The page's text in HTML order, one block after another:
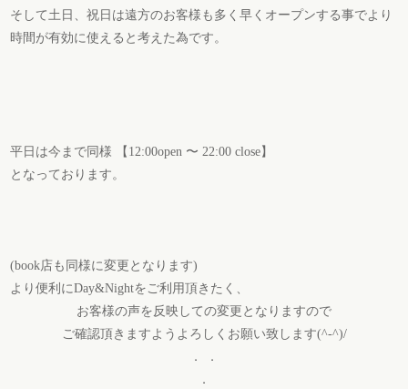
そして土日、祝日は遠方のお客様も多く早くオープンする事でより
時間が有効に使えると考えた為です。
平日は今まで同様 【12:00open 〜 22:00 close】
となっております。
(book店も同様に変更となります)
より便利にDay&Nightをご利用頂きたく、
お客様の声を反映しての変更となりますので
ご確認頂きますようよろしくお願い致します(^-^)/
． ．
．